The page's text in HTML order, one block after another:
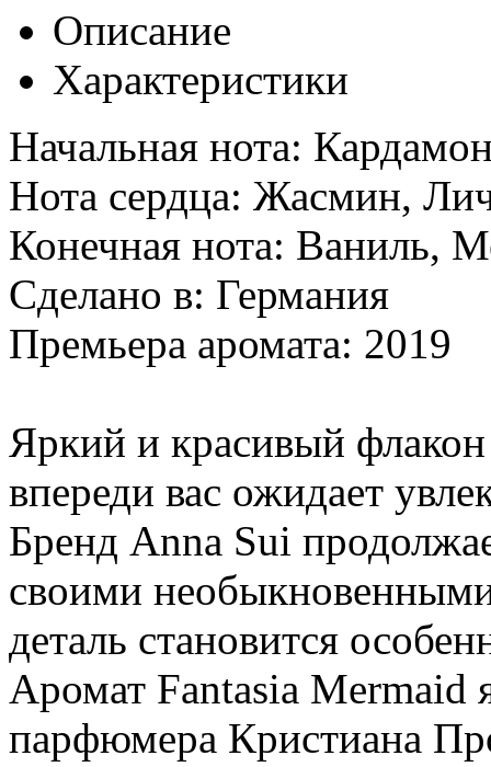
Описание
Характеристики
Начальная нота:
Нота сердца: Жасмин,
Конечная нота: Ваниль,
Сделано в: Германия
Премьера аромата: 2019
Яркий и красивый флакон
впереди вас ожидает
Бренд Anna Sui
своими
деталь становится
Аромат Fantasia Mermaid
парфюмера Кристиана